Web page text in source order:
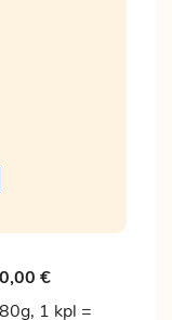
€
1 kpl =